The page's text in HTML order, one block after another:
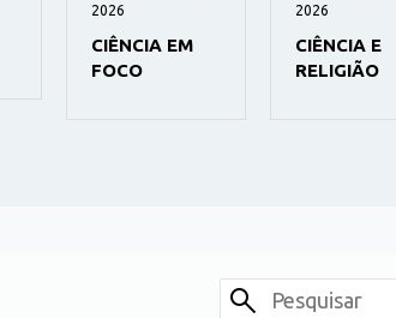
2026
CIÊNCIA EM
FOCO
2026
CIÊNCIA E
RELIGIÃO